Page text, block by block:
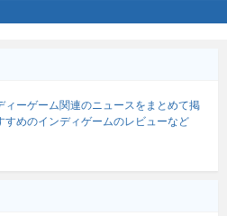
ィーゲーム関連のニュースをまとめて掲
すめのインディゲームのレビューなど